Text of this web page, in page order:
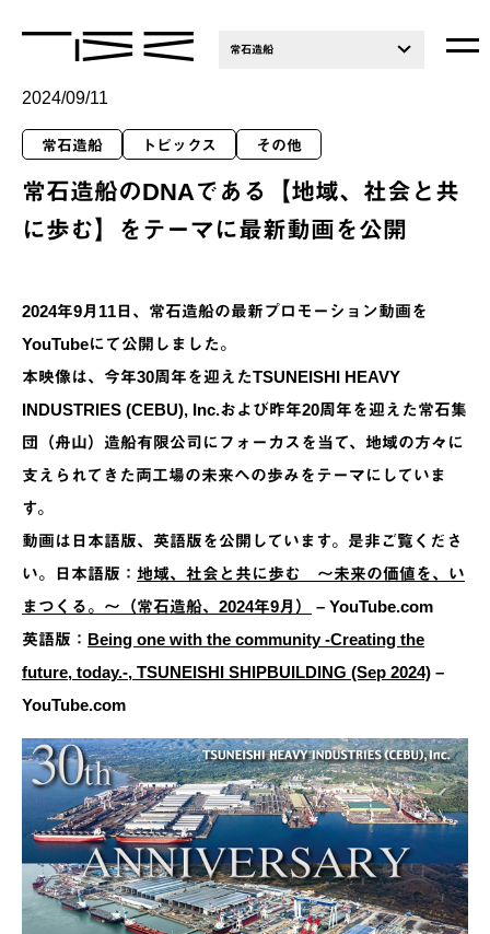
常石造船
2024/09/11
常石造船 トピックス その他
常石造船のDNAである【地域、社会と共
に歩む】をテーマに最新動画を公開
2024年9月11日、常石造船の最新プロモーション動画を
YouTubeにて公開しました。
本映像は、今年30周年を迎えたTSUNEISHI HEAVY
INDUSTRIES (CEBU), Inc.および昨年20周年を迎えた常石集
団（舟山）造船有限公司にフォーカスを当て、地域の方々に
支えられてきた両工場の未来への歩みをテーマにしていま
す。
動画は日本語版、英語版を公開しています。是非ご覧くださ
い。日本語版： 地域、社会と共に歩む ～未来の価値を、い
まつくる。～（常石造船、2024年9月）
– YouTube.com
英語版： Being one with the community -Creating the
future, today.-, TSUNEISHI SHIPBUILDING (Sep 2024) –
YouTube.com